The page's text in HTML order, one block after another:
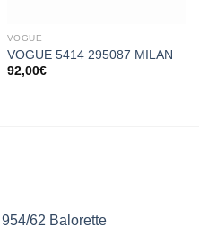
VOGUE
VOGUE 5414 295087 MILAN
92,00€
62 Balorette